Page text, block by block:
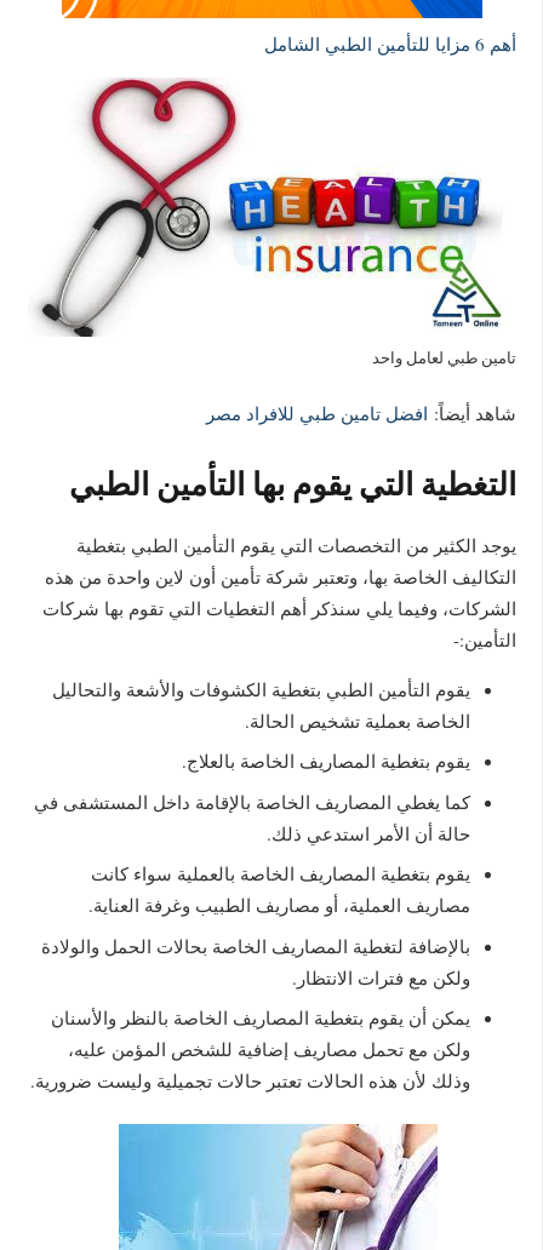
أهم 6 مزايا للتأمين الطبي الشامل
تامين طبي لعامل واحد
شاهد أيضاً: افضل تامين طبي للافراد مصر
التغطية التي يقوم بها التأمين الطبي
يوجد الكثير من التخصصات التي يقوم التأمين الطبي بتغطية
التكاليف الخاصة بها، وتعتبر شركة تأمين أون لاين واحدة من هذه
الشركات، وفيما يلي سنذكر أهم التغطيات التي تقوم بها شركات
التأمين:-
يقوم التأمين الطبي بتغطية الكشوفات والأشعة والتحاليل
الخاصة بعملية تشخيص الحالة.
يقوم بتغطية المصاريف الخاصة بالعلاج.
كما يغطي المصاريف الخاصة بالإقامة داخل المستشفى في
حالة أن الأمر استدعي ذلك.
يقوم بتغطية المصاريف الخاصة بالعملية سواء كانت
مصاريف العملية، أو مصاريف الطبيب وغرفة العناية.
بالإضافة لتغطية المصاريف الخاصة بحالات الحمل والولادة
ولكن مع فترات الانتظار.
يمكن أن يقوم بتغطية المصاريف الخاصة بالنظر والأسنان
ولكن مع تحمل مصاريف إضافية للشخص المؤمن عليه،
وذلك لأن هذه الحالات تعتبر حالات تجميلية وليست ضرورية.